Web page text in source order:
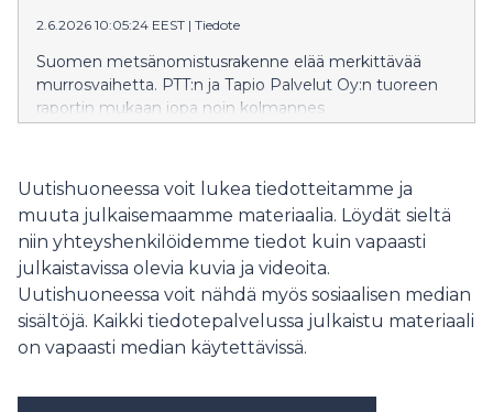
2.6.2026 10:05:24 EEST | Tiedote
Suomen metsänomistusrakenne elää merkittävää
murrosvaihetta. PTT:n ja Tapio Palvelut Oy:n tuoreen
raportin mukaan jopa noin kolmannes
2035 mennessä. Yhdessä toimintaympäristön
muutosten kanssa tämä muokkaa metsäpalveluita,
metsäammattilaisten työtä ja koko metsätalouden
kestävyyttä.
Uutishuoneessa voit lukea tiedotteitamme ja
muuta julkaisemaamme materiaalia. Löydät sieltä
niin yhteyshenkilöidemme tiedot kuin vapaasti
julkaistavissa olevia kuvia ja videoita.
Uutishuoneessa voit nähdä myös sosiaalisen median
sisältöjä. Kaikki tiedotepalvelussa julkaistu materiaali
on vapaasti median käytettävissä.